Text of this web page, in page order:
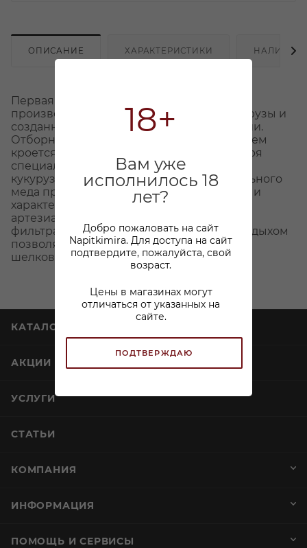
18+
Вам уже
исполнилось 18
лет?
Добро пожаловать на сайт
Napitkimira. Для доступа на сайт
подтвердите, пожалуйста, свой
возраст.
Цены в магазинах могут
отличаться от указанных на
сайте.
ПОДТВЕРЖДАЮ
ОПИСАНИЕ ХАРАКТЕРИСТИКИ НАЛИЧИЕ
Первая премиальная российская водка,
произведенная из отборных сортов кукурузы и
созданная по запатентованной технологии.
Отборное кукурузное зерно – именно в нем
кроется секрет «гладкого вкуса». Благодаря
специально подготовленному настою
кукурузных зерен и добавлению натурального
меда приобретается особенная мягкость и
характерная округлость вкуса. Вода из
артезианских источников и пятикратная
фильтрация серебром с последующим отдыхом
позволяет создавать идеально гладкую,
шелковистую структуру водки.
КАТАЛОГ
АКЦИИ
УСЛУГИ
СТАТЬИ
КОМПАНИЯ
ИНФОРМАЦИЯ
ПОМОЩЬ И СЕРВИСЫ